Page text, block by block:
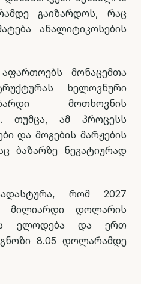
გაიზარდოს, რაც
ანალიტიკოსების
მონაცემთა
ხელოვნური
მოთხოვნის
თუმცა, ამ პროცესს
და მოგების მარჟების
ბაზარზე ნეგატიურად
რომ 2027
მილიარდი დოლარის
ელოდება და ერთ
8.05 დოლარამდე